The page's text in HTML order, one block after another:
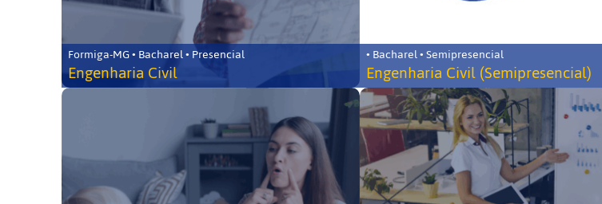
Formiga-MG • Bacharel • Presencial
Engenharia Civil
• Bacharel • Semipresencial
Engenharia Civil (Semipresencial)